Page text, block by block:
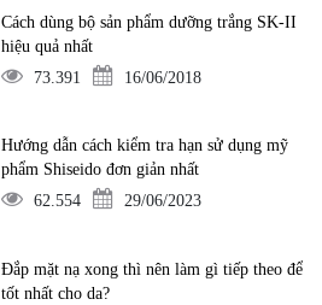
Cách dùng bộ sản phẩm dưỡng trắng SK-II
hiệu quả nhất
73.391
16/06/2018
Hướng dẫn cách kiểm tra hạn sử dụng mỹ
phẩm Shiseido đơn giản nhất
62.554
29/06/2023
Đắp mặt nạ xong thì nên làm gì tiếp theo để
tốt nhất cho da?